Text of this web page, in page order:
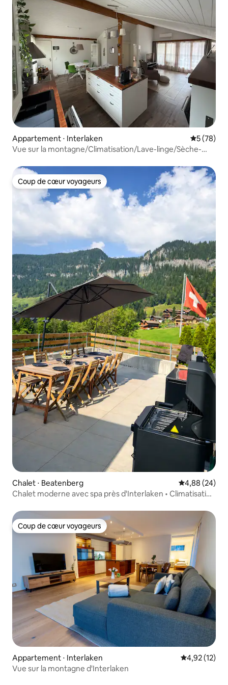
Appartement ⋅ Interlaken
5 (78)
Vue sur la montagne/Climatisation/Lave-linge/Sèche-
Coup de cœur voyageurs
Coup de cœur voyageurs
Chalet ⋅ Beatenberg Évaluation
4,88 (24)
Chalet moderne avec spa près d'Interlaken • Climatisation
Coup de cœur voyageurs
Coup de cœur voyageurs
Appartement ⋅ Interlaken Évaluation
4,92 (12)
Vue sur la montagne d'Interlaken